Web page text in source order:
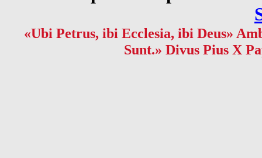
«Ubi Petrus, ibi Ecclesia, ibi Deus»
Sunt.» Divus Pius X